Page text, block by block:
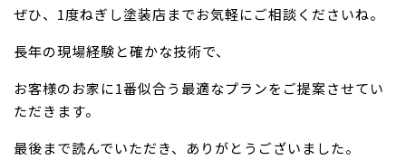
ぜひ、1度ねぎし塗装店までお気軽にご相談くださいね。
長年の現場経験と確かな技術で、
お客様のお家に1番似合う最適なプランをご提案させてい
ただきます。
最後まで読んでいただき、ありがとうございました。